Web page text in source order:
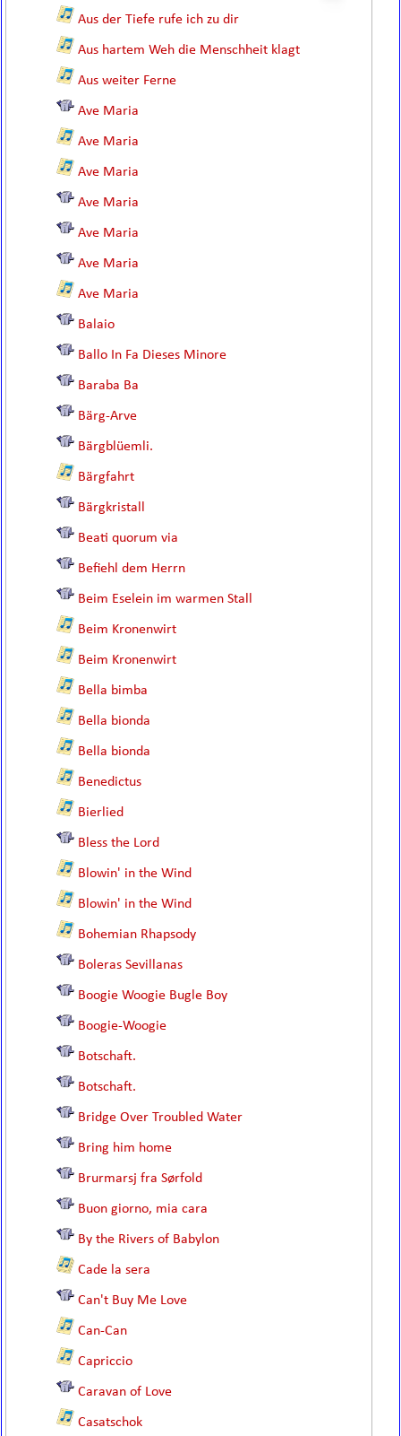
Aus der Tiefe rufe ich zu dir
Aus hartem Weh die Menschheit klagt
Aus weiter Ferne
Ave Maria
Ave Maria
Ave Maria
Ave Maria
Ave Maria
Ave Maria
Ave Maria
Balaio
Ballo In Fa Dieses Minore
Baraba Ba
Bärg-Arve
Bärgblüemli.
Bärgfahrt
Bärgkristall
Beati quorum via
Befiehl dem Herrn
Beim Eselein im warmen Stall
Beim Kronenwirt
Beim Kronenwirt
Bella bimba
Bella bionda
Bella bionda
Benedictus
Bierlied
Bless the Lord
Blowin' in the Wind
Blowin' in the Wind
Bohemian Rhapsody
Boleras Sevillanas
Boogie Woogie Bugle Boy
Boogie-Woogie
Botschaft.
Botschaft.
Bridge Over Troubled Water
Bring him home
Brurmarsj fra Sørfold
Buon giorno, mia cara
By the Rivers of Babylon
Cade la sera
Can't Buy Me Love
Can-Can
Capriccio
Caravan of Love
Casatschok